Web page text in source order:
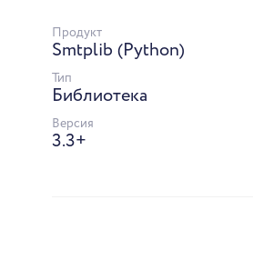
Продукт
Smtplib (Python)
Тип
Библиотека
Версия
3.3+